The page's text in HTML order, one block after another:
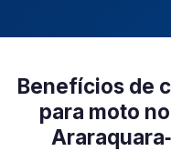
Benefícios de
para moto